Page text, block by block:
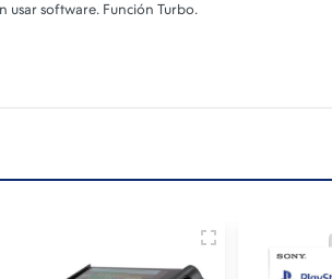
usar software. Función Turbo.